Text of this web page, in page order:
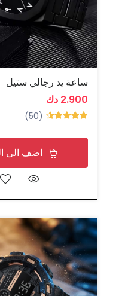
ساعة يد رجالي ستيل
2.900 دك
(50)
اضف الى